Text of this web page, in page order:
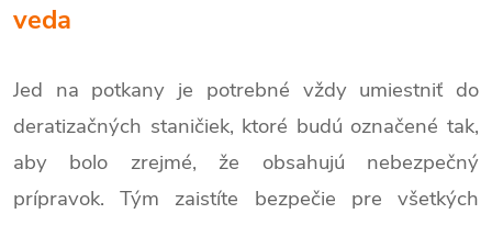
veda
Jed na potkany je potrebné vždy umiestniť do
deratizačných staničiek, ktoré budú označené tak,
aby bolo zrejmé, že obsahujú nebezpečný
prípravok. Tým zaistíte bezpečie pre všetkých